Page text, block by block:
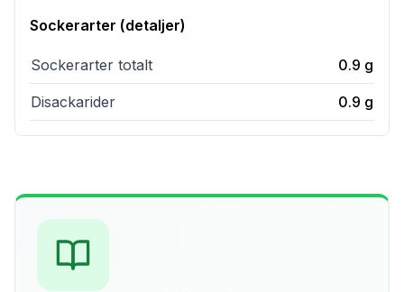
Sockerarter (detaljer)
Sockerarter totalt 0.9 g
Disackarider 0.9 g